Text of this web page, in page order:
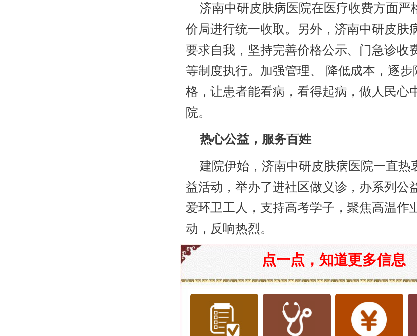
济南中研皮肤病医院在医疗收费方面严
价局进行统一收取。另外，济南中研皮肤
要求自我，坚持完善价格公示、门急诊收
等制度执行。加强管理、 降低成本，逐步
格，让患者能看病，看得起病，做人民心
院。
热心公益，服务百姓
建院伊始，济南中研皮肤病医院一直热
益活动，举办了进社区做义诊，办系列公
爱环卫工人，支持高考学子，聚焦高温作
动，反响热烈。
在山东省莱芜区，皮肤病的患者常常希望
专业、优质的医院进行治疗。经过多方了
研皮肤病医院 是一家备受认可的选择，以
的详细介绍。
点一点，知道更多信息